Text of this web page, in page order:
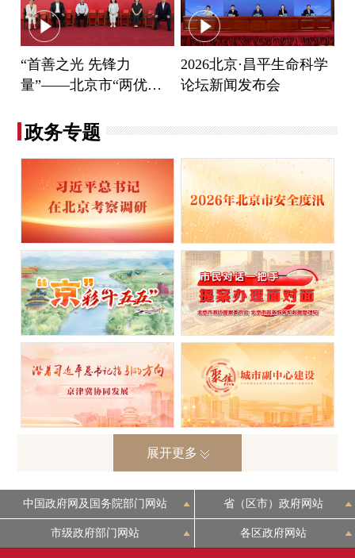
五”时期高精尖产业发展等事项
市长殷勇主持会议
2026.06. 03
市政府召开常务会议 研究部署本
市安全生产有关工作等事项 市长
2026.05.27
市政府召开常务会议 研究本
市“十五五”时期推进农业农村现
代化规划等事项 市长殷勇主持会
议
2026.05.21
市政府召开常务会议 研究会展业
创新发展和效益提升工作情况等
事项 市长殷勇主持会议
2026.
市政府召开常务会议 研究一季度
营商环境监测评价报告等事项 市
长殷勇主持会议
2026.05.07
市政府召开常务会议 研究疏解整
治促提升专项行动和污染防治工
作进展等事项 市长殷勇主持会议
2026.04.29
市政府召开常务会议 研究“五
一”假期城市运行和服务保障工作
“首善之光 先锋力
量”——北京市“两优一
研攻坚专场）
2026北京·昌平生命科学
论坛新闻发布会
政务专题
展开更多
中国政府网及国务院部门网站 省（区市）政府网站
市级政府部门网站 各区政府网站